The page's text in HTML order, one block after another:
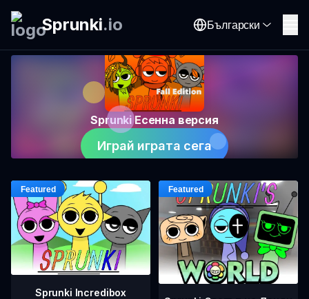
Sprunki.io Български
Sprunki Есенна версия
Играй играта сега
Sprunki Incredibox